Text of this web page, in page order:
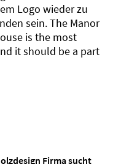
Logo wieder zu
sein. The Manor
is the most
it should be a part
Firma sucht